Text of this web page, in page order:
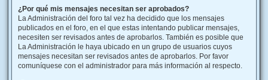
¿Por qué mis mensajes necesitan ser aprobados?
La Administración del foro tal vez ha decidido que los mensajes
publicados en el foro, en el que estas intentando publicar mensajes,
necesiten ser revisados antes de aprobarlos. También es posible que
La Administración le haya ubicado en un grupo de usuarios cuyos
mensajes necesitan ser revisados antes de aprobarlos. Por favor
comuníquese con el administrador para más información al respecto.